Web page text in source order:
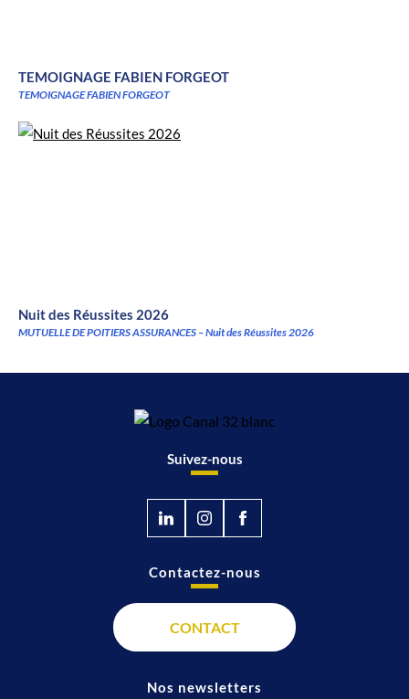
TEMOIGNAGE FABIEN FORGEOT
TEMOIGNAGE FABIEN FORGEOT
Nuit des Réussites 2026
MUTUELLE DE POITIERS ASSURANCES – Nuit des Réussites 2026
Suivez-nous
Contactez-nous
CONTACT
Nos newsletters